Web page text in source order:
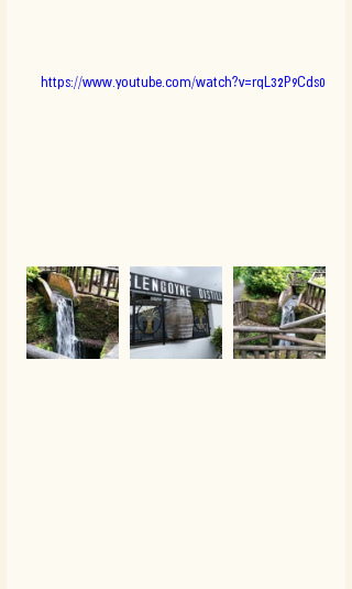
https://www.youtube.com/watch?v=rqL32P9Cds0